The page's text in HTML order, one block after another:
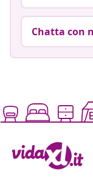
Chatta con